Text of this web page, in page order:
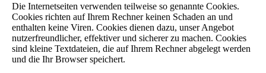
Die Internetseiten verwenden teilweise so genannte Cookies.
Cookies richten auf Ihrem Rechner keinen Schaden an und
enthalten keine Viren. Cookies dienen dazu, unser Angebot
nutzerfreundlicher, effektiver und sicherer zu machen. Cookies
sind kleine Textdateien, die auf Ihrem Rechner abgelegt werden
und die Ihr Browser speichert.